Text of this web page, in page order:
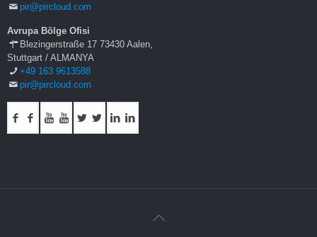
pir@pircloud.com
Avrupa Bölge Ofisi
Blezingerstraße 17 73430 Aalen,
Stuttgart / ALMANYA
+49 163 9613588
pir@pircloud.com